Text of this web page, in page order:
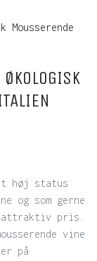
høj status
og som gerne
pris.
vine
på